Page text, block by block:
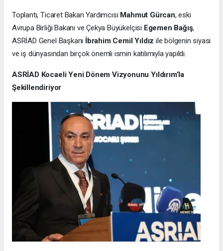
Toplantı, Ticaret Bakan Yardımcısı Mahmut Gürcan, eski
Avrupa Birliği Bakanı ve Çekya Büyükelçisi Egemen Bağış,
ASRİAD Genel Başkanı İbrahim Cemil Yıldız ile bölgenin siyasi
ve iş dünyasından birçok önemli ismin katılımıyla yapıldı.
ASRİAD Kocaeli Yeni Dönem Vizyonunu Yıldırım’la
Şekillendiriyor